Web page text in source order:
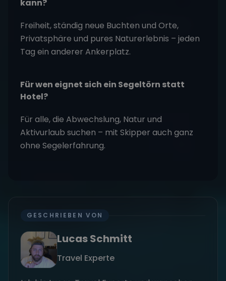
kann?
Freiheit, ständig neue Buchten und Orte,
Privatsphäre und pures Naturerlebnis – jeden
Tag ein anderer Ankerplatz.
Für wen eignet sich ein Segeltörn statt
Hotel?
Für alle, die Abwechslung, Natur und
Aktivurlaub suchen – mit Skipper auch ganz
ohne Segelerfahrung.
GESCHRIEBEN VON
Lucas Schmitt
Travel Experte